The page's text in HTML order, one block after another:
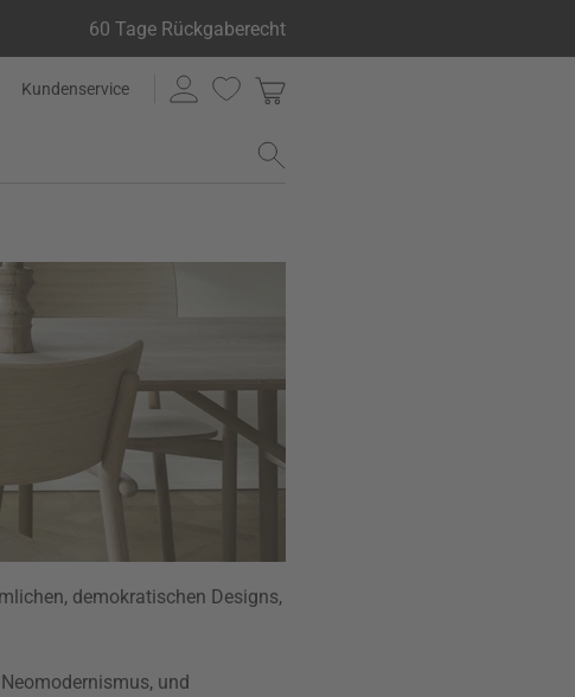
60 Tage Rückgaberecht
Kundenservice
demokratischen Designs,
und